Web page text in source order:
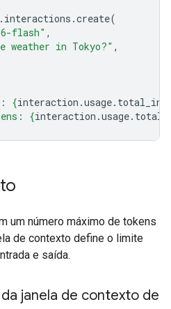
. interactions .create(
flash" ,
weather in Tokyo?" ,
{interaction .usage.
{interaction .usage.
um número máximo de tokens
de contexto define o limite
e saída.
janela de contexto de